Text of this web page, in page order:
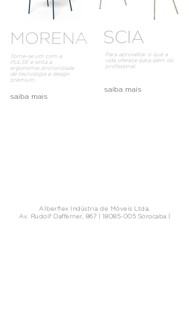
MORENA
Torne-se um com a
PULSE e sinta a
ergonomia sincronizada
de tecnologia e design
premium.
saiba mais
SCIA
Para aproveitar o que a
vida oferece para além do
profissional.
saiba mais
Alberflex Indústria de Móveis Ltda.
Av. Rudolf Dafferner, 867 | 18085-005 Sorocaba |